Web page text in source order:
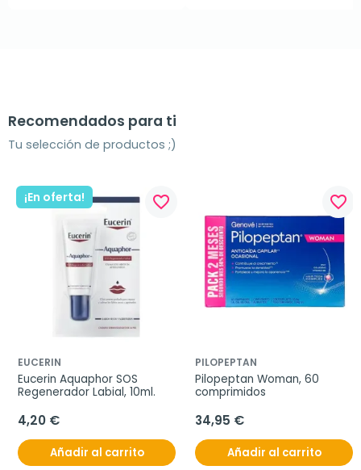
Recomendados para ti
Tu selección de productos ;)
¡En oferta! favorite_border
EUCERIN
Eucerin Aquaphor SOS
Regenerador Labial, 10ml.
4,20 €
Añadir al carrito
favorite_border
PILOPEPTAN
Pilopeptan Woman, 60
comprimidos
34,95 €
Añadir al carrito